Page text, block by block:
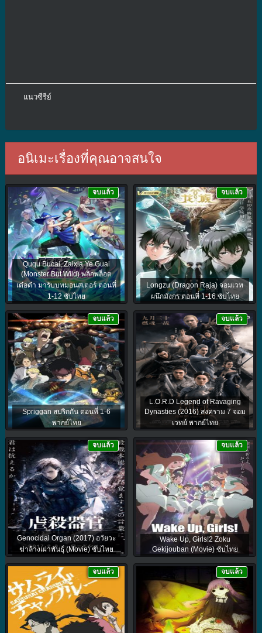
แนวซีรีย์
อนิเมะเรื่องที่คุณอาจสนใจ
Ququ Bucai, Zaixia Ye Guai
(Monster But Wild) พลิกพล็อต
เด๋อด๋า มารับบทมอนสเตอร์ ตอนที่
1-12 ซับไทย
จบแล้ว
Longzu (Dragon Raja) จอมเวท
ผนึกมังกร ตอนที่ 1-16 ซับไทย
จบแล้ว
Spriggan สปริกกัน ตอนที่ 1-6
พากย์ไทย
จบแล้ว
L.O.R.D Legend of Ravaging
Dynasties (2016) สงคราม 7 จอม
เวทย์ พากย์ไทย
จบแล้ว
Genocidal Organ (2017) อวัยวะ
ฆ่าล้างเผ่าพันธุ์ (Movie) ซับไทย
จบแล้ว
Wake Up, Girls!2 Zoku
Gekijouban (Movie) ซับไทย
จบแล้ว
จบแล้ว จบแล้ว